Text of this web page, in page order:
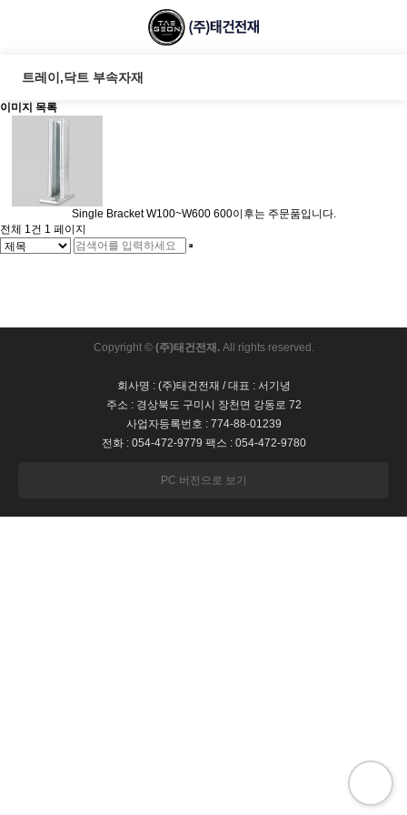
트레이,닥트 부속자재
이미지 목록
Single BracketW100~W600 600이후는 주문품입니다.
전체 1건 1 페이지
Copyright © (주)태건전재.All rights reserved.
회사명 : (주)태건전재 / 대표 : 서기녕
주소 : 경상북도 구미시 장천면 강동로 72
사업자등록번호 : 774-88-01239
전화 : 054-472-9779 팩스 : 054-472-9780
PC 버전으로 보기